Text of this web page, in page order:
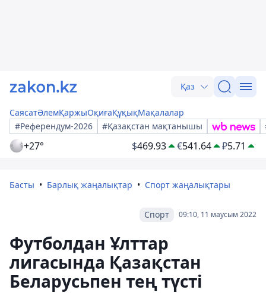
Қаз
СаясатӘлемҚаржыОқиғаҚұқықМақалалар
#Референдум-2026
#Қазақстан мақтанышы
+27° $469.93 €541.64 ₽5.71
Басты Барлық жаңалықтар Спорт жаңалықтары
09:10, 11 маусым 2022
Спорт
Футболдан Ұлттар
лигасында Қазақстан
Беларусьпен тең түсті